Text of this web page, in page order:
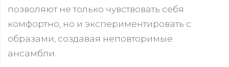
позволяют не только чувствовать себя
комфортно, но и экспериментировать с
образами, создавая неповторимые
ансамбли.